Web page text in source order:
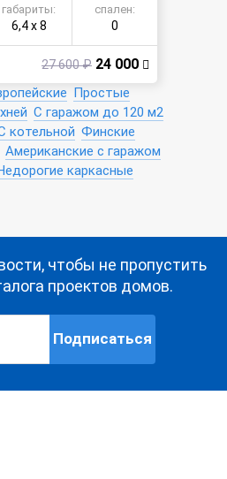
габариты:
6,4 х 8
спален:
0
27 600 ₽ 24 000
Простые
С гаражом до 120 м2
котельной Финские
Американские с гаражом
каркасные
чтобы не пропустить
проектов домов.
Подписаться